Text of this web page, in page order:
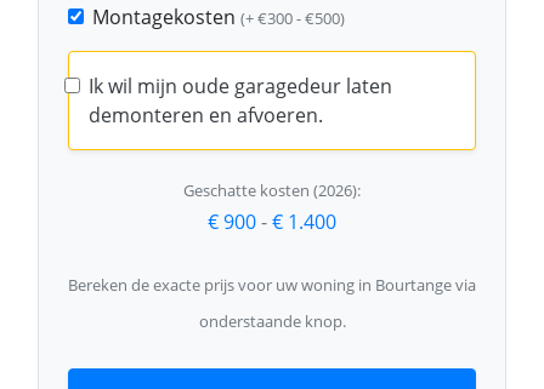
Montagekosten (+ €300 - €500)
Ik wil mijn oude garagedeur laten
demonteren en afvoeren.
Geschatte kosten (2026):
€ 900-€ 1.400
Bereken de exacte prijs voor uw woning in Bourtange via
onderstaande knop.